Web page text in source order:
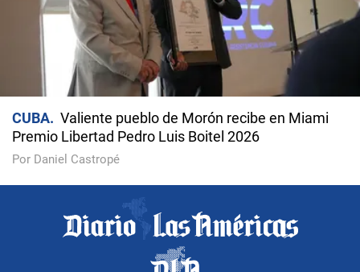
CUBA
Valiente pueblo de Morón recibe en Miami
Premio Libertad Pedro Luis Boitel 2026
Por Daniel Castropé